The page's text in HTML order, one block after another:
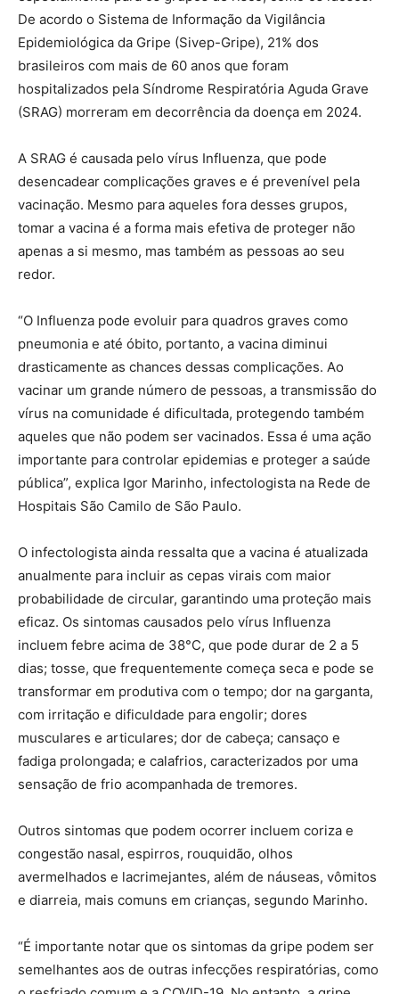
De acordo o Sistema de Informação da Vigilância
Epidemiológica da Gripe (Sivep-Gripe), 21% dos
brasileiros com mais de 60 anos que foram
hospitalizados pela Síndrome Respiratória Aguda Grave
(SRAG) morreram em decorrência da doença em 2024.
A SRAG é causada pelo vírus Influenza, que pode
desencadear complicações graves e é prevenível pela
vacinação. Mesmo para aqueles fora desses grupos,
tomar a vacina é a forma mais efetiva de proteger não
apenas a si mesmo, mas também as pessoas ao seu
redor.
“O Influenza pode evoluir para quadros graves como
pneumonia e até óbito, portanto, a vacina diminui
drasticamente as chances dessas complicações. Ao
vacinar um grande número de pessoas, a transmissão do
vírus na comunidade é dificultada, protegendo também
aqueles que não podem ser vacinados. Essa é uma ação
importante para controlar epidemias e proteger a saúde
pública”, explica Igor Marinho, infectologista na Rede de
Hospitais São Camilo de São Paulo.
O infectologista ainda ressalta que a vacina é atualizada
anualmente para incluir as cepas virais com maior
probabilidade de circular, garantindo uma proteção mais
eficaz. Os sintomas causados pelo vírus Influenza
incluem febre acima de 38°C, que pode durar de 2 a 5
dias; tosse, que frequentemente começa seca e pode se
transformar em produtiva com o tempo; dor na garganta,
com irritação e dificuldade para engolir; dores
musculares e articulares; dor de cabeça; cansaço e
fadiga prolongada; e calafrios, caracterizados por uma
sensação de frio acompanhada de tremores.
Outros sintomas que podem ocorrer incluem coriza e
congestão nasal, espirros, rouquidão, olhos
avermelhados e lacrimejantes, além de náuseas, vômitos
e diarreia, mais comuns em crianças, segundo Marinho.
“É importante notar que os sintomas da gripe podem ser
semelhantes aos de outras infecções respiratórias, como